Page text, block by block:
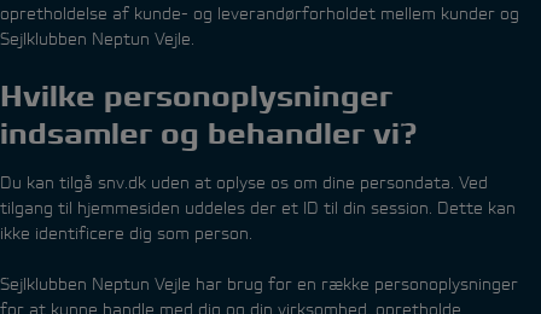
opretholdelse af kunde- og leverandørforholdet mellem kunder og
Sejlklubben Neptun Vejle.
Hvilke personoplysninger
indsamler og behandler vi?
Du kan tilgå snv.dk uden at oplyse os om dine persondata. Ved
tilgang til hjemmesiden uddeles der et ID til din session. Dette kan
ikke identificere dig som person.
Sejlklubben Neptun Vejle har brug for en række personoplysninger
for at kunne handle med dig og din virksomhed, opretholde